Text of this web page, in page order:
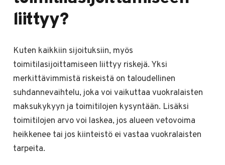
liittyy?
Kuten kaikkiin sijoituksiin, myös
toimitilasijoittamiseen liittyy riskejä. Yksi
merkittävimmistä riskeistä on taloudellinen
suhdannevaihtelu, joka voi vaikuttaa vuokralaisten
maksukykyyn ja toimitilojen kysyntään. Lisäksi
toimitilojen arvo voi laskea, jos alueen vetovoima
heikkenee tai jos kiinteistö ei vastaa vuokralaisten
tarpeita.